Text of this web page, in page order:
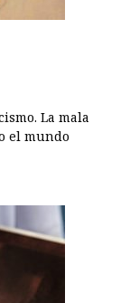
La mala
el mundo